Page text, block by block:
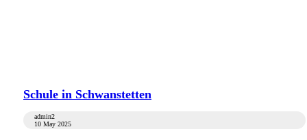
Schule in Schwanstetten
admin2
10 May 2025